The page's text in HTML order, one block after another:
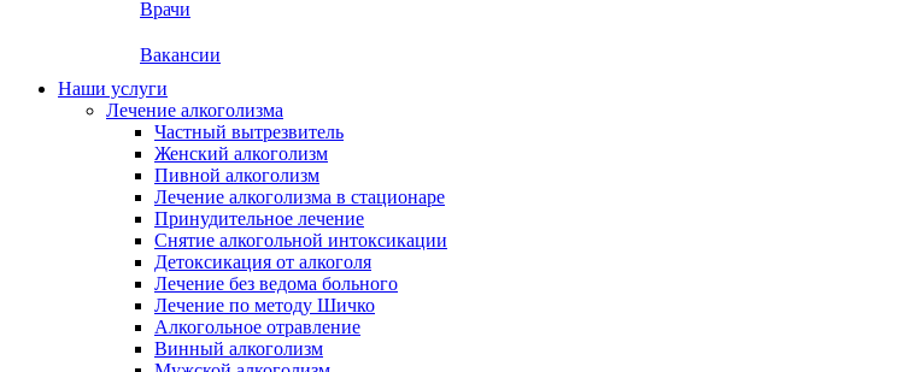
Врачи
Вакансии
Наши услуги
Лечение алкоголизма
Частный вытрезвитель
Женский алкоголизм
Пивной алкоголизм
Лечение алкоголизма в стационаре
Принудительное лечение
Снятие алкогольной интоксикации
Детоксикация от алкоголя
Лечение без ведома больного
Лечение по методу Шичко
Алкогольное отравление
Винный алкоголизм